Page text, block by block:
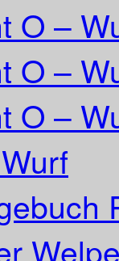
O –
O –
O –